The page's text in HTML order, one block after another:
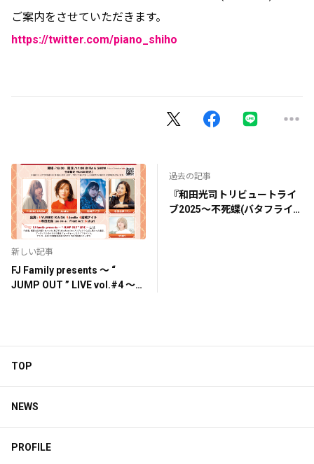
ご案内をさせていただきます。
https://twitter.com/piano_shiho
新しい記事
FJ Family presents ～ “
JUMP OUT ” LIVE vol.#4 ～
過去の記事
『和田光司トリビュートライ
ブ2025〜不死蝶(バタフライ)
TOP
NEWS
PROFILE